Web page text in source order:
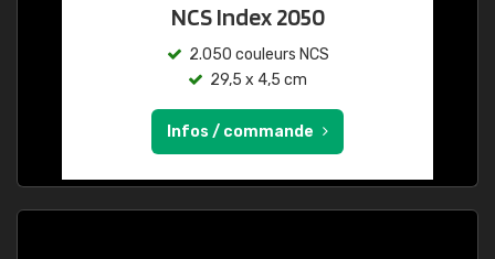
NCS Index 2050
2.050 couleurs NCS
29,5 x 4,5 cm
Infos / commande